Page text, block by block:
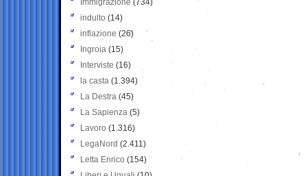
Immigrazione (734)
indulto (14)
inflazione (26)
Ingroia (15)
Interviste (16)
la casta (1.394)
La Destra (45)
La Sapienza (5)
Lavoro (1.316)
LegaNord (2.411)
Letta Enrico (154)